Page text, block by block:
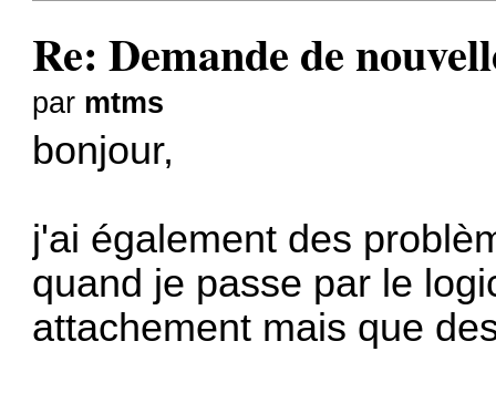
Re: Demande de
par mtms
bonjour,
j'ai également des
quand je passe par le
attachement mais que